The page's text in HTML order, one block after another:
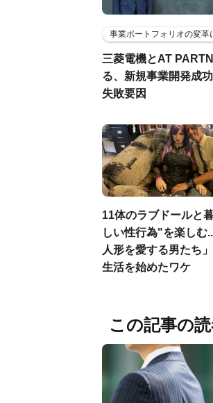
事業ポートフォリオの変革
三菱電機とAT
る、新規事業開発成
失敗要因
11体のラブドールと
しい性行為"を楽しむ
人形を愛する男たち
生活を始めたワケ
この記事の